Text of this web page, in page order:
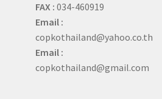
FAX : 034-460919
Email :
copkothailand@yahoo.co.th
Email :
copkothailand@gmail.com